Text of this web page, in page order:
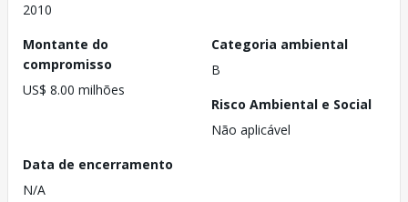
2010
Montante do
compromisso
US$ 8.00 milhões
Categoria ambiental
B
Risco Ambiental e Social
Não aplicável
Data de encerramento
N/A